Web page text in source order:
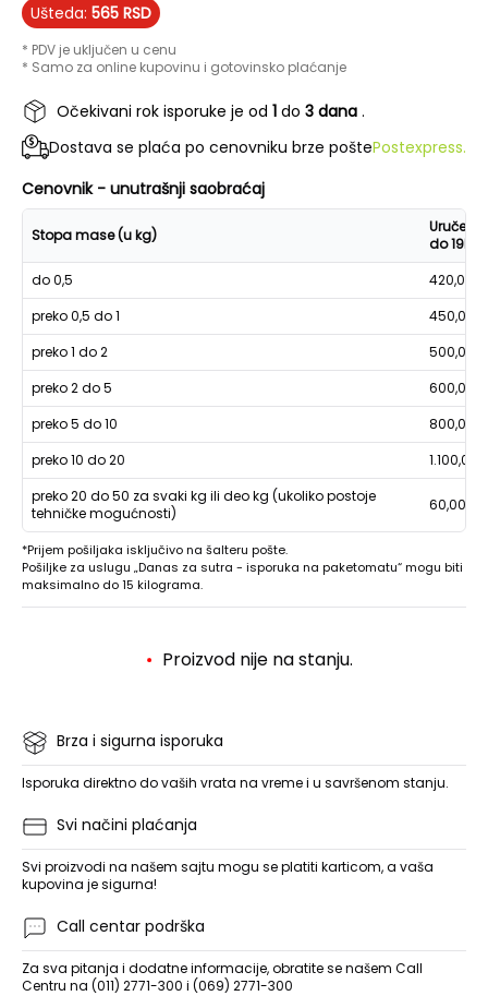
Ušteda: 565 RSD
* PDV je uključen u cenu
* Samo za online kupovinu i gotovinsko plaćanje
Očekivani rok isporuke je od 1 do 3 dana .
Dostava se plaća po cenovniku brze poštePostexpress.
Cenovnik - unutrašnji saobraćaj
Stopa mase (u kg)
Uručenje
do 19h
do 0,5
420,00
preko 0,5 do 1
450,00
preko 1 do 2
500,00
preko 2 do 5
600,00
preko 5 do 10
800,00
preko 10 do 20
1.100,00
preko 20 do 50 za svaki kg ili deo kg (ukoliko postoje
tehničke mogućnosti)
60,00
*Prijem pošiljaka isključivo na šalteru pošte.
Pošiljke za uslugu „Danas za sutra - isporuka na paketomatu“ mogu biti
maksimalno do 15 kilograma.
Proizvod nije na stanju.
Brza i sigurna isporuka
Isporuka direktno do vaših vrata na vreme i u savršenom stanju.
Svi načini plaćanja
Svi proizvodi na našem sajtu mogu se platiti karticom, a vaša
kupovina je sigurna!
Call centar podrška
Za sva pitanja i dodatne informacije, obratite se našem Call
Centru na (011) 2771-300 i (069) 2771-300